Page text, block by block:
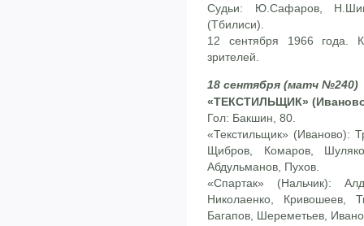
Судьи: Ю.Сафаров,
(Тбилиси).
12 сентября 1966 года.
зрителей.
18 сентября (матч №240)
«ТЕКСТИЛЬЩИК»
Гол: Бакшин, 80.
«Текстильщик» (Иваново):
Щибров, Комаров,
Абдульманов, Пухов.
«Спартак» (Нальчик):
Николаенко, Кривошеев,
Багапов, Шереметьев,